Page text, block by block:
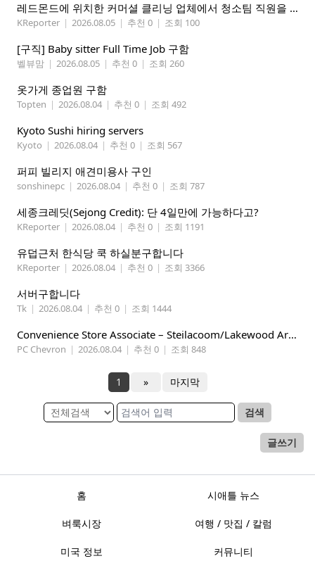
레드몬드에 위치한 커머셜 클리닝 업체에서 청소팀 직원을 모집합니다.
KReporter | 2026.08.05 | 추천 0 | 조회 100
[구직] Baby sitter Full Time Job 구함
벨뷰맘 | 2026.08.05 | 추천 0 | 조회 260
옷가게 종업원 구함
Topten | 2026.08.04 | 추천 0 | 조회 492
Kyoto Sushi hiring servers
Kyoto | 2026.08.04 | 추천 0 | 조회 567
퍼피 빌리지 애견미용사 구인
sonshinepc | 2026.08.04 | 추천 0 | 조회 787
세종크레딧(Sejong Credit): 단 4일만에 가능하다고?
KReporter | 2026.08.04 | 추천 0 | 조회 1191
유덥근처 한식당 쿡 하실분구합니다
KReporter | 2026.08.04 | 추천 0 | 조회 3366
서버구합니다
Tk | 2026.08.04 | 추천 0 | 조회 1444
Convenience Store Associate – Steilacoom/Lakewood Area, $19 -$21/hr
PC Chevron | 2026.08.04 | 추천 0 | 조회 848
1 » 마지막
검색
글쓰기
홈 시애틀 뉴스
벼룩시장 여행 / 맛집 / 칼럼
미국 정보 커뮤니티